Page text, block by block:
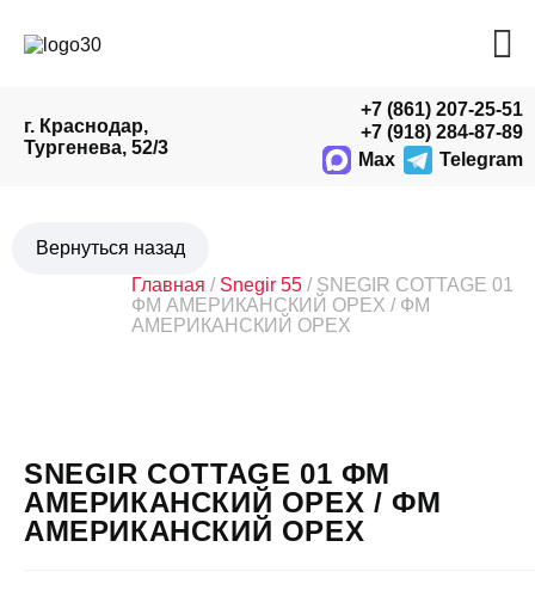
г. Краснодар,
Тургенева, 52/3
+7 (861) 207-25-51
+7 (918) 284-87-89
Max
Telegram
Главная / Snegir 55 / SNEGIR COTTAGE 01
ФМ АМЕРИКАНСКИЙ ОРЕХ / ФМ
АМЕРИКАНСКИЙ ОРЕХ
SNEGIR COTTAGE 01 ФМ
АМЕРИКАНСКИЙ ОРЕХ / ФМ
АМЕРИКАНСКИЙ ОРЕХ